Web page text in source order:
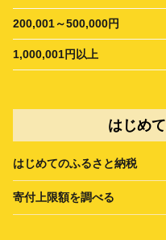
200,001～500,000円
1,000,001円以上
はじめ
はじめてのふるさと納税
寄付上限額を調べる